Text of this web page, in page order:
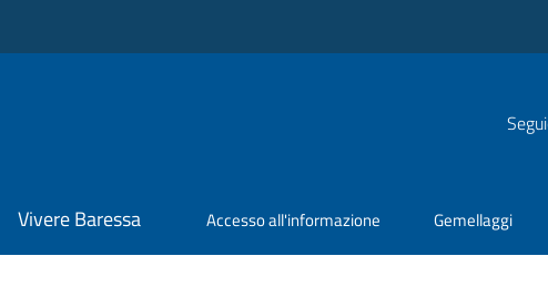
Vivere Baressa Accesso all'informazione Gemellaggi